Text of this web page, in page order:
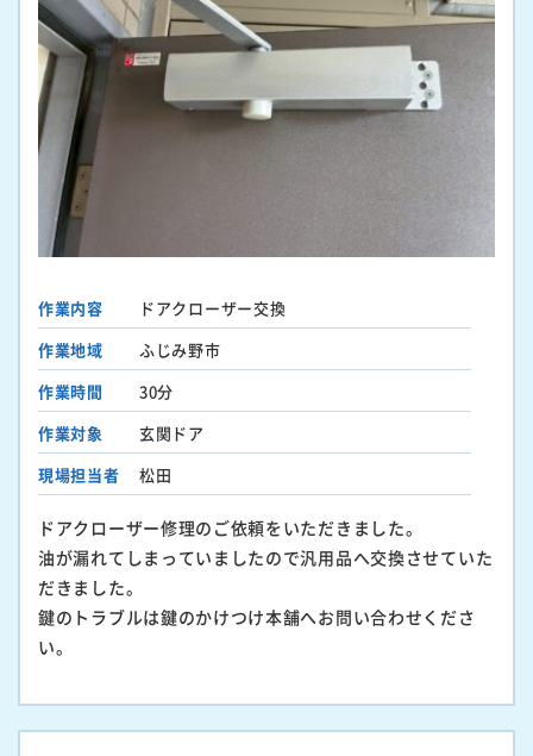
作業内容
ドアクローザー交換
作業地域
ふじみ野市
作業時間
30分
作業対象
玄関ドア
現場担当者
松田
ドアクローザー修理のご依頼をいただきました。
油が漏れてしまっていましたので汎用品へ交換させていた
だきました。
鍵のトラブルは鍵のかけつけ本舗へお問い合わせくださ
い。